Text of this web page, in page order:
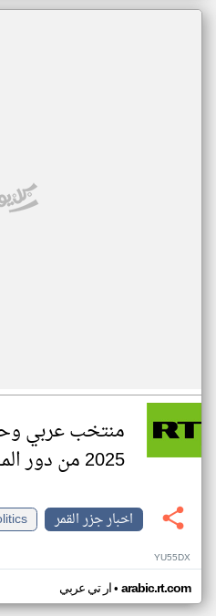
منتخب عربي
2025 من دور المجموعات
اخبار جزر القمر
YU55DX
ار تي عربي• arabic.rt.com